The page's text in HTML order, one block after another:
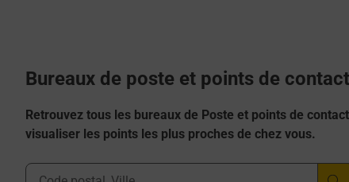
Bureaux de poste et points de
Retrouvez tous les bureaux de Poste et points de
visualiser les points les plus proches de chez vous.
Ville, Département, Code Postal